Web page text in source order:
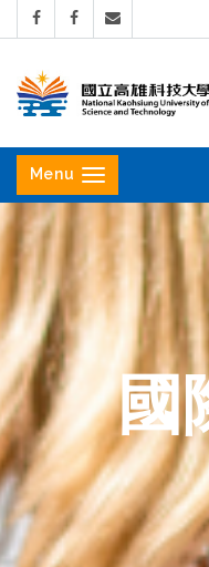
立
高
雄
科
技
大
學
國
際
事
務
處
Menu
國